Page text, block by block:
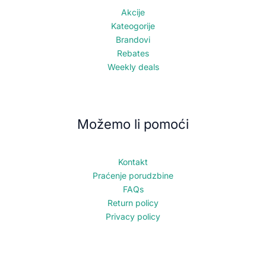
Akcije
Kateogorije
Brandovi
Rebates
Weekly deals
Možemo li pomoći
Kontakt
Praćenje porudzbine
FAQs
Return policy
Privacy policy